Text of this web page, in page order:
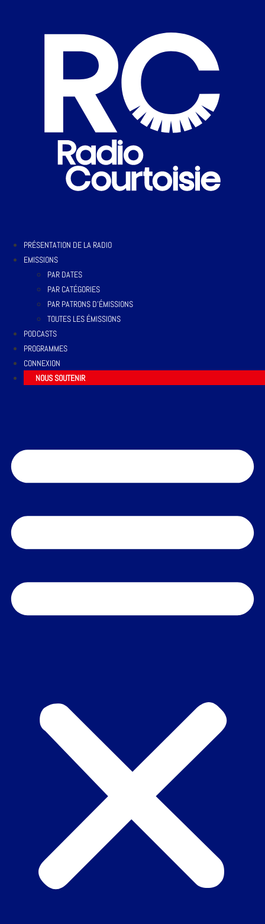
PRÉSENTATION DE LA RADIO
EMISSIONS
PAR DATES
PAR CATÉGORIES
PAR PATRONS D’ÉMISSIONS
TOUTES LES ÉMISSIONS
PODCASTS
PROGRAMMES
CONNEXION
NOUS SOUTENIR